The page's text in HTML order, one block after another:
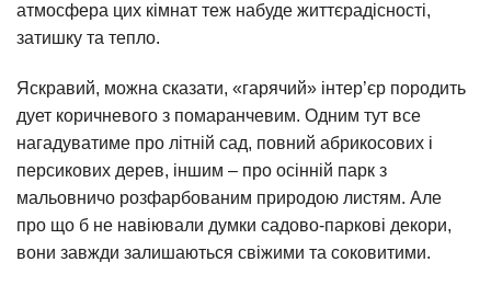
атмосфера цих кімнат теж набуде життєрадісності,
затишку та тепло.
Яскравий, можна сказати, «гарячий» інтер’єр породить
дует коричневого з помаранчевим. Одним тут все
нагадуватиме про літній сад, повний абрикосових і
персикових дерев, іншим – про осінній парк з
мальовничо розфарбованим природою листям. Але
про що б не навіювали думки садово-паркові декори,
вони завжди залишаються свіжими та соковитими.